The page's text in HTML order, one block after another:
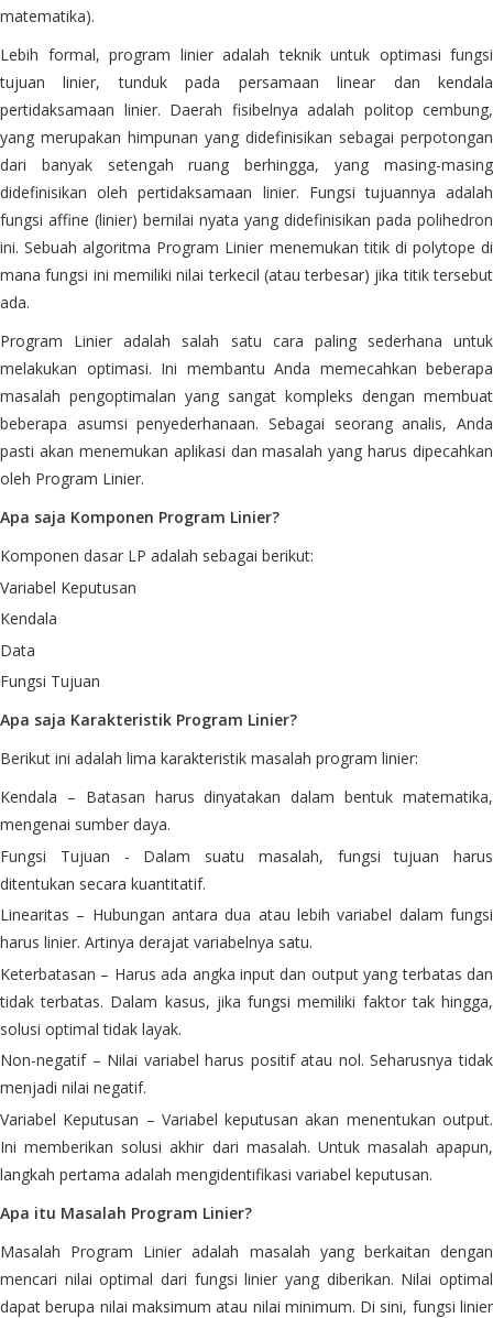
matematika).
Lebih formal, program linier adalah teknik untuk optimasi fungsi
tujuan linier, tunduk pada persamaan linear dan kendala
pertidaksamaan linier. Daerah fisibelnya adalah politop cembung,
yang merupakan himpunan yang didefinisikan sebagai perpotongan
dari banyak setengah ruang berhingga, yang masing-masing
didefinisikan oleh pertidaksamaan linier. Fungsi tujuannya adalah
fungsi affine (linier) bernilai nyata yang didefinisikan pada polihedron
ini. Sebuah algoritma Program Linier menemukan titik di polytope di
mana fungsi ini memiliki nilai terkecil (atau terbesar) jika titik tersebut
ada.
Program Linier adalah salah satu cara paling sederhana untuk
melakukan optimasi. Ini membantu Anda memecahkan beberapa
masalah pengoptimalan yang sangat kompleks dengan membuat
beberapa asumsi penyederhanaan. Sebagai seorang analis, Anda
pasti akan menemukan aplikasi dan masalah yang harus dipecahkan
oleh Program Linier.
Apa saja Komponen Program Linier?
Komponen dasar LP adalah sebagai berikut:
Variabel Keputusan
Kendala
Data
Fungsi Tujuan
Apa saja Karakteristik Program Linier?
Berikut ini adalah lima karakteristik masalah program linier:
Kendala – Batasan harus dinyatakan dalam bentuk matematika,
mengenai sumber daya.
Fungsi Tujuan - Dalam suatu masalah, fungsi tujuan harus
ditentukan secara kuantitatif.
Linearitas – Hubungan antara dua atau lebih variabel dalam fungsi
harus linier. Artinya derajat variabelnya satu.
Keterbatasan – Harus ada angka input dan output yang terbatas dan
tidak terbatas. Dalam kasus, jika fungsi memiliki faktor tak hingga,
solusi optimal tidak layak.
Non-negatif – Nilai variabel harus positif atau nol. Seharusnya tidak
menjadi nilai negatif.
Variabel Keputusan – Variabel keputusan akan menentukan output.
Ini memberikan solusi akhir dari masalah. Untuk masalah apapun,
langkah pertama adalah mengidentifikasi variabel keputusan.
Apa itu Masalah Program Linier?
Masalah Program Linier adalah masalah yang berkaitan dengan
mencari nilai optimal dari fungsi linier yang diberikan. Nilai optimal
dapat berupa nilai maksimum atau nilai minimum. Di sini, fungsi linier